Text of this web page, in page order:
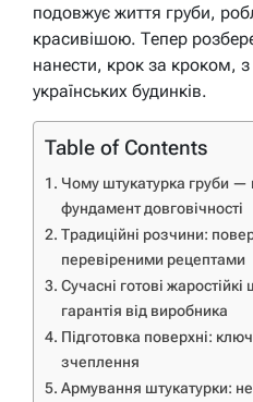
подовжує життя груби,
красивішою. Тепер
нанести, крок за кроком,
українських будинків.
Table of Contents
Чому штукатурка груби —
фундамент довговічності
Традиційні розчини:
перевіреними рецептами
Сучасні готові жаростійкі
гарантія від виробника
Підготовка поверхні:
зчеплення
Армування штукатурки: